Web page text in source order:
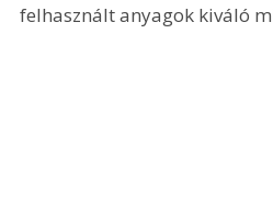
felhasznált anyagok kiváló